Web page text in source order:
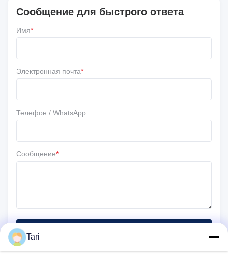
Напишите обзор
Сообщение для быстрого ответа
Имя*
Электронная почта*
Телефон / WhatsApp
Сообщение*
Tari